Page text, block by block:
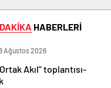
HABERLERİ
Ağustos 2026
Akıl” toplantısı-